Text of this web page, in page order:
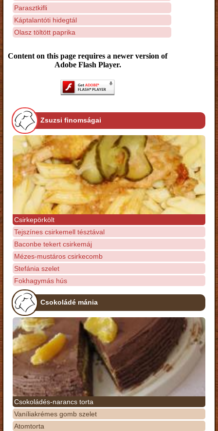
Parasztkifli
Káptalantóti hidegtál
Olasz töltött paprika
Content on this page requires a newer version of
Adobe Flash Player.
Zsuzsi finomságai
Csirkepörkölt
Tejszínes csirkemell tésztával
Baconbe tekert csirkemáj
Mézes-mustáros csirkecomb
Stefánia szelet
Fokhagymás hús
Csokoládé mánia
Csokoládés-narancs torta
Vaníliakrémes gomb szelet
Atomtorta